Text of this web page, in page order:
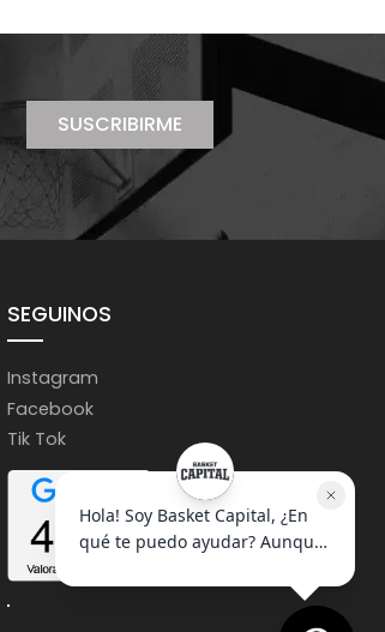
SUSCRIBIRME
SEGUINOS
Instagram
Facebook
Tik Tok